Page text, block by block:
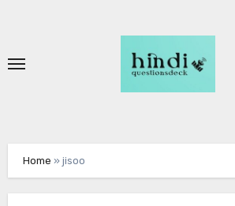
Home »jisoo